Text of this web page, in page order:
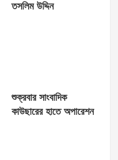
তসলিম উদ্দিন
শুক্রবার সাংবাদিক
কাউছারের হাতে অপারেশন